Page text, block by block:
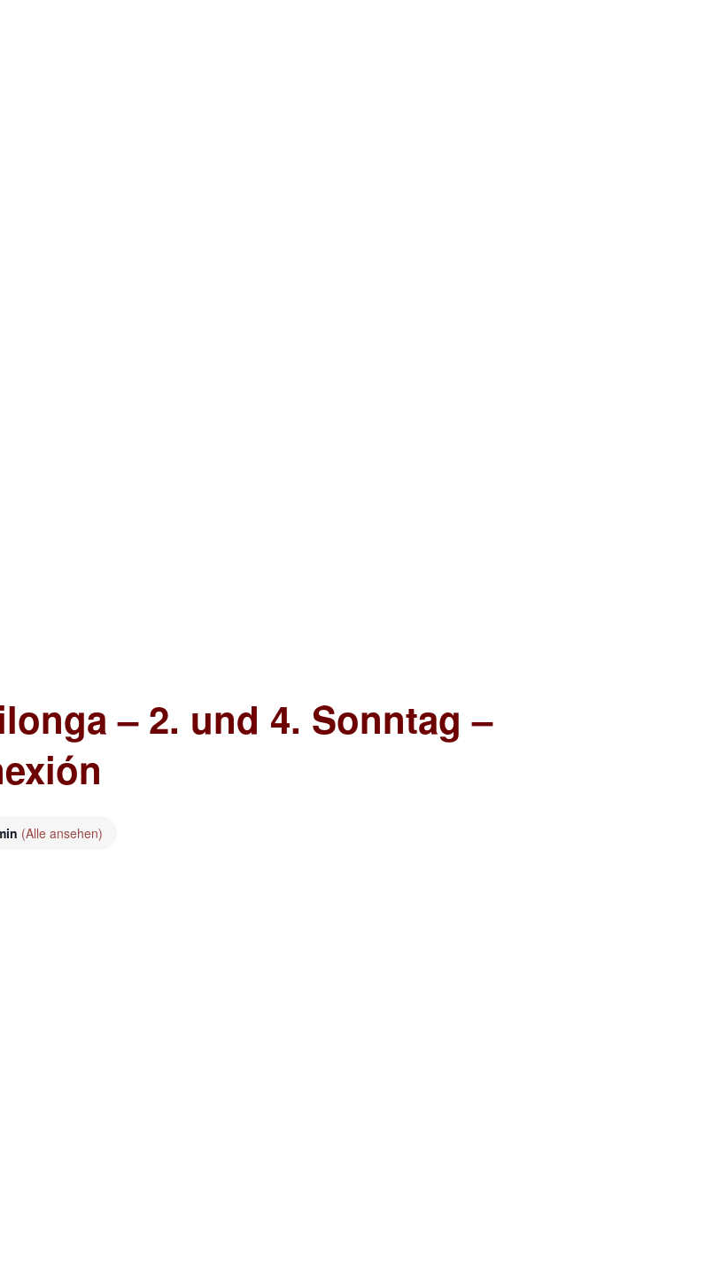
– 2. und 4. Sonntag –
(Alle ansehen)